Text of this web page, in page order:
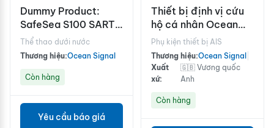
Dummy Product:
SafeSea S100 SART
with wall mount
bracket
Thể thao dưới nước
Thương hiệu:Ocean Signal
Còn hàng
Yêu cầu báo giá
Thiết bị định vị cứu
hộ cá nhân Ocean
Signal PLB1
Phụ kiện thiết bị AIS
Thương hiệu:Ocean Signal
Xuất
xứ:
🇬🇧 Vương quốc
Anh
Còn hàng